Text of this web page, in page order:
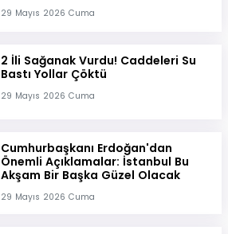
29 Mayıs 2026 Cuma
2 İli Sağanak Vurdu! Caddeleri Su
Bastı Yollar Çöktü
29 Mayıs 2026 Cuma
Cumhurbaşkanı Erdoğan'dan
Önemli Açıklamalar: İstanbul Bu
Akşam Bir Başka Güzel Olacak
29 Mayıs 2026 Cuma